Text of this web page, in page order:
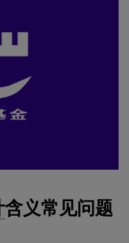
含义常见问题